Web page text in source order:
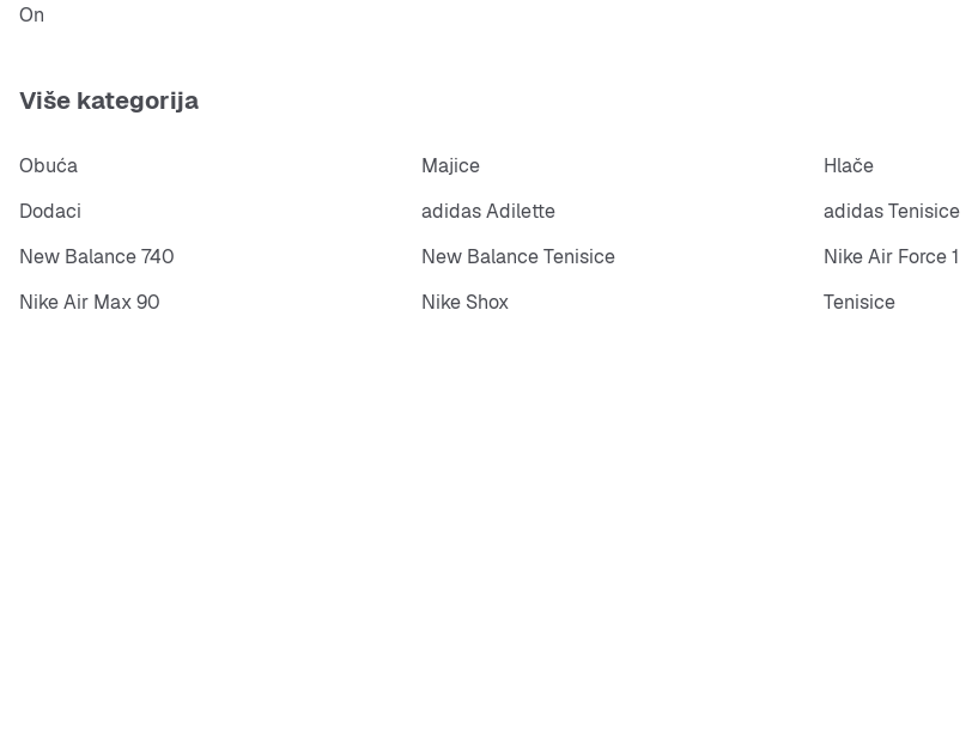
On
Više kategorija
Obuća Majice Hlače
Dodaci
adidas Adilette adidas Tenisice
New Balance 740
New Balance Tenisice Nike Air Force 1
Nike Air Max 90
Nike Shox Tenisice